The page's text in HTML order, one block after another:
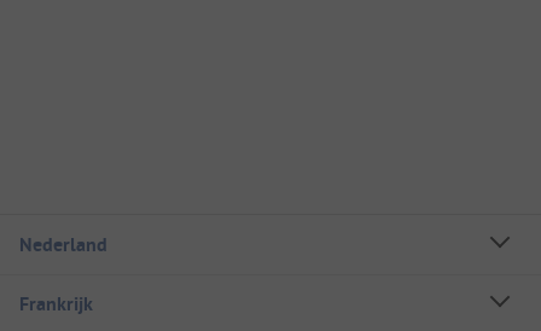
Nederland
Frankrijk